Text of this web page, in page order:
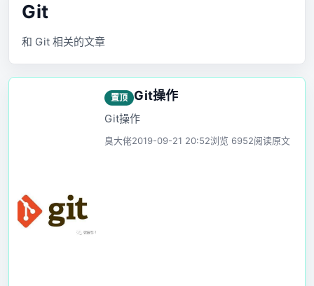
Git
和 Git 相关的文章
置顶 Git操作
Git操作
臭大佬2019-09-21 20:52浏览 6952阅读原文